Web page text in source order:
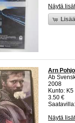
Näytä
Arn
Ab
2008
Kunto:
3.50 €
Näytä